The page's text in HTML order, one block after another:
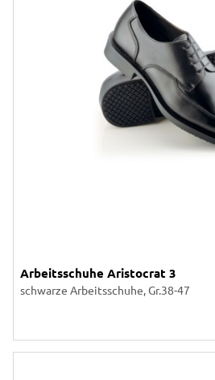
Arbeitsschuhe Aristocrat 3
schwarze Arbeitsschuhe, Gr.38-47